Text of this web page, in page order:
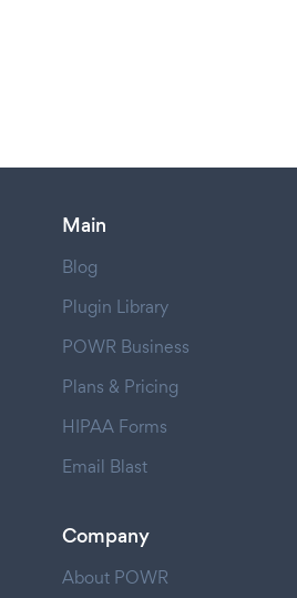
Main
Blog
Plugin Library
POWR Business
Plans & Pricing
HIPAA Forms
Email Blast
Company
About POWR